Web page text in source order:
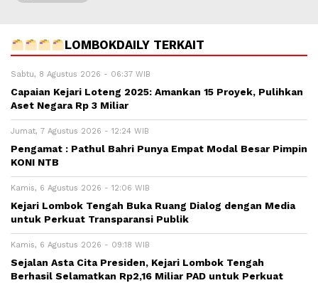
LOMBOKDAILY TERKAIT
Sabtu, 8 Agustus 2026 - 06:37 WIB
Capaian Kejari Loteng 2025: Amankan 15 Proyek, Pulihkan
Aset Negara Rp 3 Miliar
Jumat, 7 Agustus 2026 - 12:24 WIB
Pengamat : Pathul Bahri Punya Empat Modal Besar Pimpin
KONI NTB
Kamis, 6 Agustus 2026 - 12:06 WIB
Kejari Lombok Tengah Buka Ruang Dialog dengan Media
untuk Perkuat Transparansi Publik
Kamis, 6 Agustus 2026 - 09:18 WIB
Sejalan Asta Cita Presiden, Kejari Lombok Tengah
Berhasil Selamatkan Rp2,16 Miliar PAD untuk Perkuat